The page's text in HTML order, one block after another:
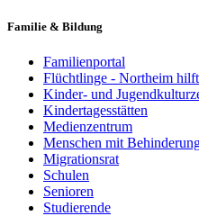
Familie & Bildung
Familienportal
Flüchtlinge - Northeim hilft
Kinder- und
Kindertagesstätten
Medienzentrum
Menschen mit
Migrationsrat
Schulen
Senioren
Studierende